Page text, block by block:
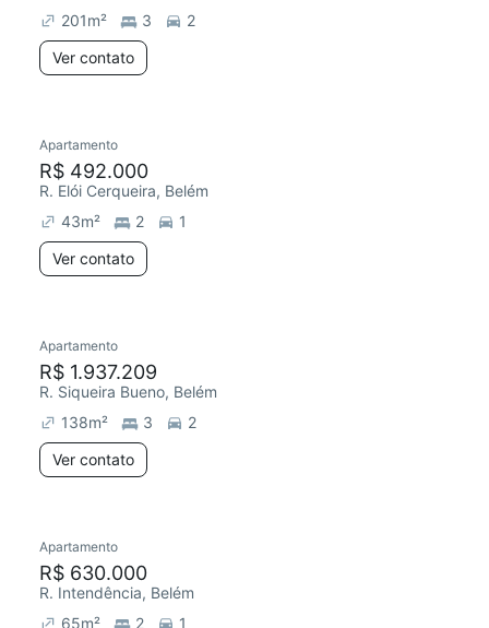
201m² 3
2
Ver contato
Apartamento
R$ 492.000
R. Elói Cerqueira, Belém
43m² 2
1
Ver contato
Apartamento
R$ 1.937.209
R. Siqueira Bueno, Belém
138m² 3
2
Ver contato
Apartamento
R$ 630.000
R. Intendência, Belém
65m² 2 1